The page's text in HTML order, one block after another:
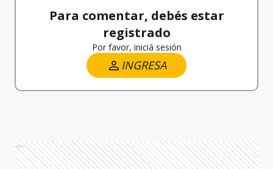
Para comentar, debés estar
registrado
Por favor, iniciá sesión
INGRESA
Ads